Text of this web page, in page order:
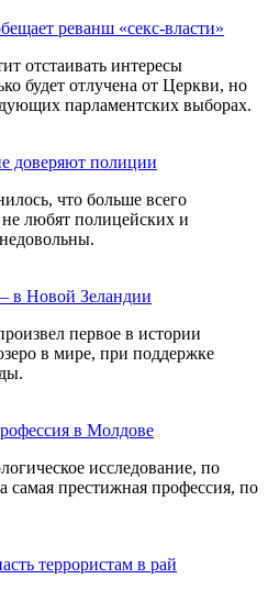
реванш «секс-власти»
отстаивать интересы
будет отлучена от Церкви, но
парламентских выборах.
доверяют полиции
что больше всего
любят полицейских и
в Новой Зеландии
первое в истории
в мире, при поддержке
в Молдове
исследование, по
самая престижная профессия, по
террористам в рай